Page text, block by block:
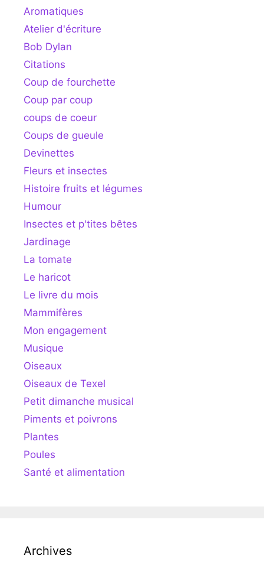
Aromatiques
Atelier d'écriture
Bob Dylan
Citations
Coup de fourchette
Coup par coup
coups de coeur
Coups de gueule
Devinettes
Fleurs et insectes
Histoire fruits et légumes
Humour
Insectes et p'tites bêtes
Jardinage
La tomate
Le haricot
Le livre du mois
Mammifères
Mon engagement
Musique
Oiseaux
Oiseaux de Texel
Petit dimanche musical
Piments et poivrons
Plantes
Poules
Santé et alimentation
Archives